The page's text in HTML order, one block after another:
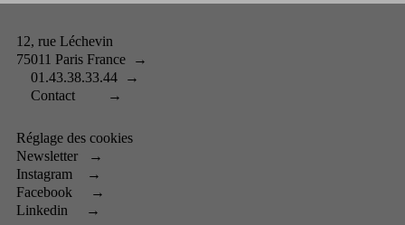
12, rue Léchevin
75011 Paris France →
01.43.38.33.44 →
Contact →
Réglage des cookies
Newsletter →
Instagram →
Facebook →
Linkedin →